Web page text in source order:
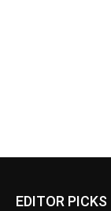
EDITOR PICKS